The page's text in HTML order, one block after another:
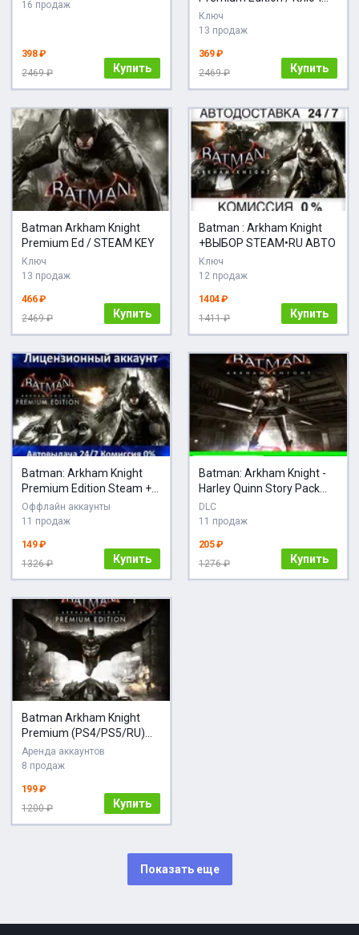
АВТОВЫДАЧА 24/7
16 продаж
398 ₽
2469 ₽
Купить
Steam
Ключ
13 продаж
369 ₽
2469 ₽
Купить
Batman Arkham Knight
Premium Ed / STEAM KEY
Ключ
13 продаж
466 ₽
2469 ₽
Купить
Batman : Arkham Knight
+ВЫБОР STEAM•RU АВТО
Ключ
12 продаж
1404 ₽
1411 ₽
Купить
Batman: Arkham Knight
Premium Edition Steam +
25 Игр АКЦИЯ Карты
Оффлайн аккаунты
11 продаж
149 ₽
1326 ₽
Купить
Batman: Arkham Knight -
Harley Quinn Story Pack
DLC S
DLC
11 продаж
205 ₽
1276 ₽
Купить
Batman Arkham Knight
Premium (PS4/PS5/RU)
Аренда
Аренда аккаунтов
8 продаж
199 ₽
1200 ₽
Купить
Показать еще